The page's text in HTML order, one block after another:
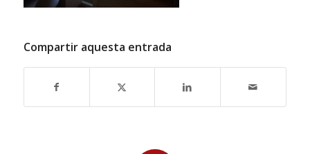
Compartir aquesta entrada